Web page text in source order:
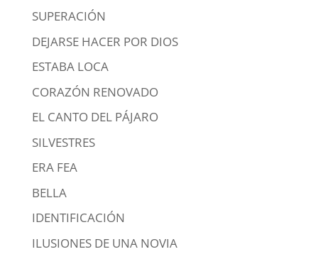
SUPERACIÓN
DEJARSE HACER POR DIOS
ESTABA LOCA
CORAZÓN RENOVADO
EL CANTO DEL PÁJARO
SILVESTRES
ERA FEA
BELLA
IDENTIFICACIÓN
ILUSIONES DE UNA NOVIA